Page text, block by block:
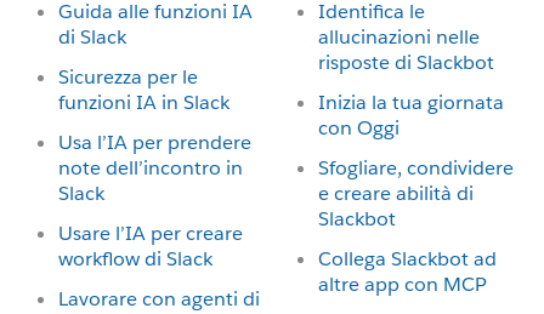
Guida alle funzioni IA
di Slack
Sicurezza per le
funzioni IA in Slack
Usa l’IA per prendere
note dell’incontro in
Slack
Usare l’IA per creare
workflow di Slack
Lavorare con agenti di
Identifica le
allucinazioni nelle
risposte di Slackbot
Inizia la tua giornata
con Oggi
Sfogliare, condividere
e creare abilità di
Slackbot
Collega Slackbot ad
altre app con MCP